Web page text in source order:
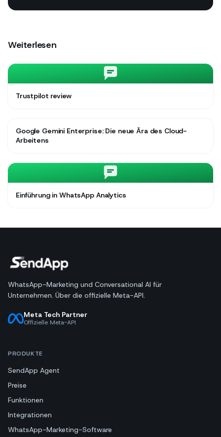
Weiterlesen
Trustpilot review
Google Gemini Enterprise: Die neue Ära des Cloud-
Arbeitens
Einführung in WhatsApp Analytics
WhatsApp-Marketing und Conversational AI für
Unternehmen. Über die offizielle Meta-API.
Meta Tech Partner
Offizielle Meta-API
PRODUKTE
SendApp Agent
Preise
Funktionen
Integrationen
WhatsApp-Marketing-Software